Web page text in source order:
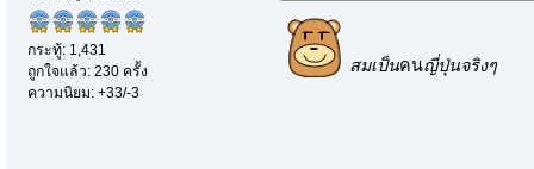
กระทู้: 1,431
ถูกใจแล้ว: 230 ครั้ง
ความนิยม: +33/-3
สมเป็นคนญี่ปุ่นจริงๆ